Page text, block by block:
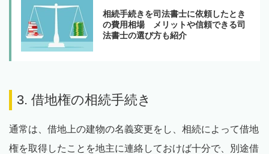
相続手続きを司法書士に依頼したとき
の費用相場 メリットや信頼できる司
法書士の選び方も紹介
3. 借地権の相続手続き
通常は、借地上の建物の名義変更をし、相続によって借地
権を取得したことを地主に連絡しておけば十分で、別途借